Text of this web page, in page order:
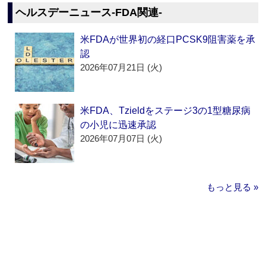
ヘルスデーニュース‐FDA関連‐
米FDAが世界初の経口PCSK9阻害薬を承
認
2026年07月21日 (火)
米FDA、Tzieldをステージ3の1型糖尿病
の小児に迅速承認
2026年07月07日 (火)
もっと見る »